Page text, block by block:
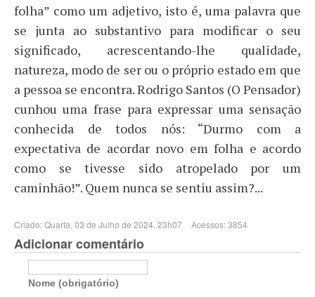
folha” como um adjetivo, isto é, uma palavra que
se junta ao substantivo para modificar o seu
significado, acrescentando-lhe qualidade,
natureza, modo de ser ou o próprio estado em que
a pessoa se encontra. Rodrigo Santos (O Pensador)
cunhou uma frase para expressar uma sensação
conhecida de todos nós: “Durmo com a
expectativa de acordar novo em folha e acordo
como se tivesse sido atropelado por um
caminhão!”. Quem nunca se sentiu assim?...
Criado: Quarta, 03 de Julho de 2024, 23h07 Acessos: 3854
Adicionar comentário
Nome (obrigatório)